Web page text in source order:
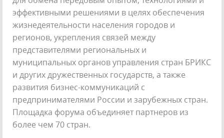
эффективными решениями в целях обеспечения
жизнедеятельности населения городов и
регионов, укрепления связей между
представителями региональных и
муниципальных органов управления стран БРИКС
и других дружественных государств, а также
развития бизнес-коммуникаций с
предпринимателями России и зарубежных стран.
Площадка форума объединяет партнеров из
более чем 70 стран.